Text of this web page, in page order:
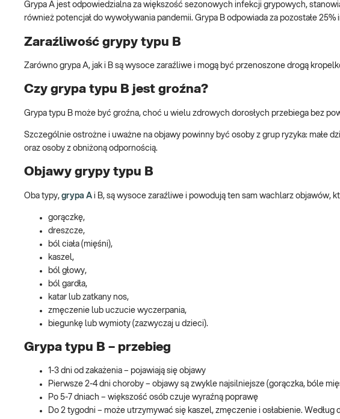
Grypa A jest odpowiedzialna za większość sezonowych infekcji grypowych,
również potencjał do wywoływania pandemii. Grypa B odpowiada za pozostałe
Zaraźliwość grypy typu B
Zarówno grypa A, jak i B są wysoce zaraźliwe i mogą być przenoszone drogą
Czy grypa typu B jest groźna?
Grypa typu B może być groźna, choć u wielu zdrowych dorosłych przebiega bez
Szczególnie ostrożne i uważne na objawy powinny być osoby z grup ryzyka: małe
oraz osoby z obniżoną odpornością.
Objawy grypy typu B
Oba typy, grypa A i B, są wysoce zaraźliwe i powodują ten sam wachlarz objawów,
gorączkę,
dreszcze,
ból ciała (mięśni),
kaszel,
ból głowy,
ból gardła,
katar lub zatkany nos,
zmęczenie lub uczucie wyczerpania,
biegunkę lub wymioty (zazwyczaj u dzieci).
Grypa typu B – przebieg
1-3 dni od zakażenia – pojawiają się objawy
Pierwsze 2-4 dni choroby – objawy są zwykle najsilniejsze (gorączka, bóle
Po 5-7 dniach – większość osób czuje wyraźną poprawę
Do 2 tygodni – może utrzymywać się kaszel, zmęczenie i osłabienie.